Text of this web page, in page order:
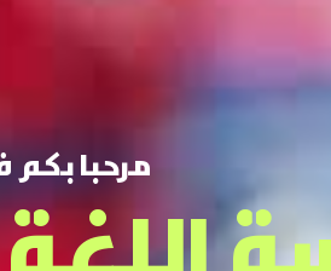
مرحبا